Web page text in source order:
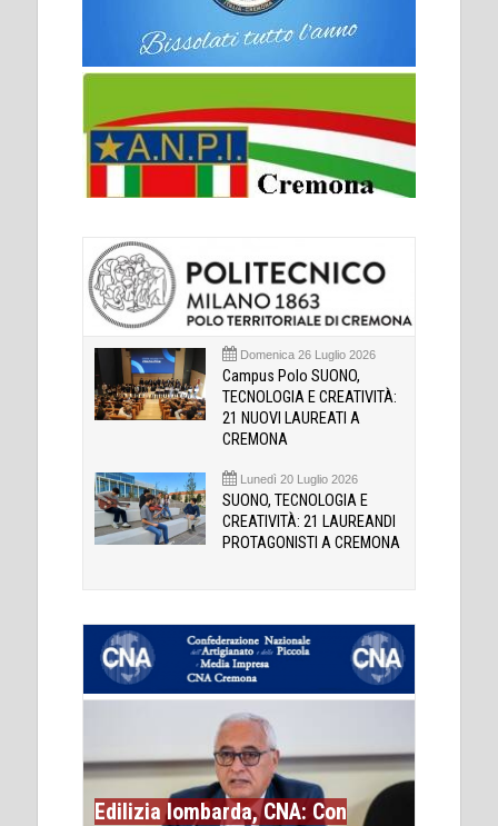
Domenica 26 Luglio 2026
Campus Polo SUONO,
TECNOLOGIA E CREATIVITÀ:
21 NUOVI LAUREATI A
CREMONA
Lunedì 20 Luglio 2026
SUONO, TECNOLOGIA E
CREATIVITÀ: 21 LAUREANDI
PROTAGONISTI A CREMONA
Edilizia lombarda, CNA: Con